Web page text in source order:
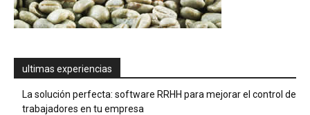
ultimas experiencias
La solución perfecta: software RRHH para mejorar el control de
trabajadores en tu empresa